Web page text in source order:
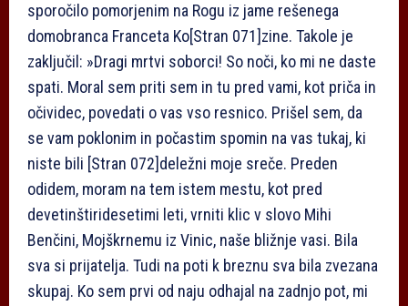
sporočilo pomorjenim na Rogu iz jame rešenega
domobranca Franceta Ko[Stran 071]zine. Takole je
zaključil: »Dragi mrtvi soborci! So noči, ko mi ne daste
spati. Moral sem priti sem in tu pred vami, kot priča in
očividec, povedati o vas vso resnico. Prišel sem, da
se vam poklonim in počastim spomin na vas tukaj, ki
niste bili [Stran 072]deležni moje sreče. Preden
odidem, moram na tem istem mestu, kot pred
devetinštiridesetimi leti, vrniti klic v slovo Mihi
Benčini, Mojškrnemu iz Vinic, naše bližnje vasi. Bila
sva si prijatelja. Tudi na poti k breznu sva bila zvezana
skupaj. Ko sem prvi od naju odhajal na zadnjo pot, mi